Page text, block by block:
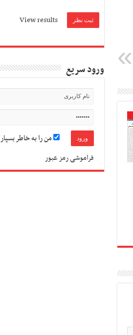
View results
ورود سریع
من را به خاطر بسپار
فراموشی رمز عبور